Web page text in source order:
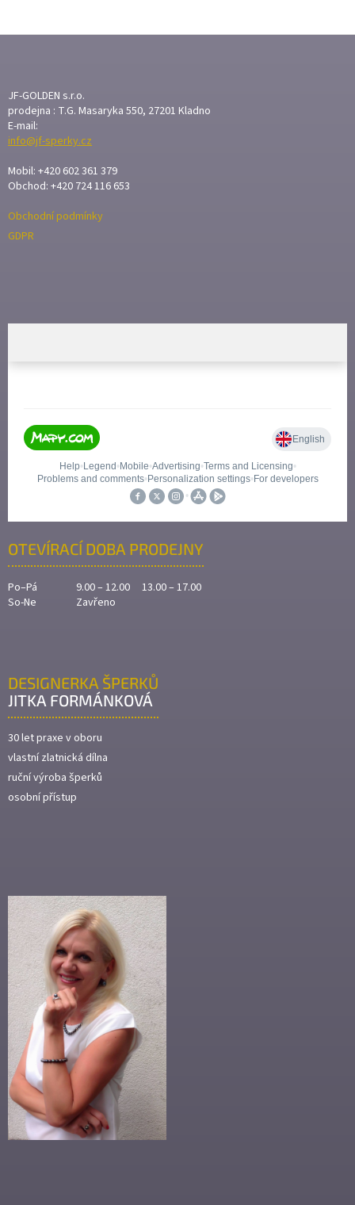
A
T
JF-GOLDEN s.r.o.
prodejna : T.G. Masaryka 550, 27201 Kladno
E-mail:
info@jf-sperky.cz
Mobil: +420 602 361 379
Obchod: +420 724 116 653
Obchodní podmínky
GDPR
OTEVÍRACÍ DOBA PRODEJNY
Po–Pá
9.00 – 12.00 13.00 – 17.00
So-Ne
Zavřeno
DESIGNERKA ŠPERKŮ
JITKA FORMÁNKOVÁ
30 let praxe v oboru
vlastní zlatnická dílna
ruční výroba šperků
osobní přístup